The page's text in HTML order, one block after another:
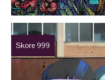
Skore 999